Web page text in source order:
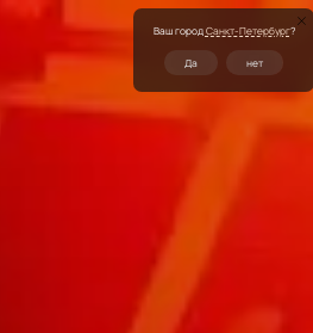
Ваш городСанкт-Петербург?
Да нет